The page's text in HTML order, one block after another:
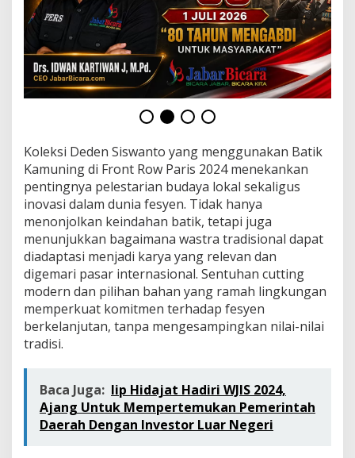
Koleksi Deden Siswanto yang menggunakan Batik
Kamuning di Front Row Paris 2024 menekankan
pentingnya pelestarian budaya lokal sekaligus
inovasi dalam dunia fesyen. Tidak hanya
menonjolkan keindahan batik, tetapi juga
menunjukkan bagaimana wastra tradisional dapat
diadaptasi menjadi karya yang relevan dan
digemari pasar internasional. Sentuhan cutting
modern dan pilihan bahan yang ramah lingkungan
memperkuat komitmen terhadap fesyen
berkelanjutan, tanpa mengesampingkan nilai-nilai
tradisi.
Baca Juga: Iip Hidajat Hadiri WJIS 2024,
Ajang Untuk Mempertemukan Pemerintah
Daerah Dengan Investor Luar Negeri